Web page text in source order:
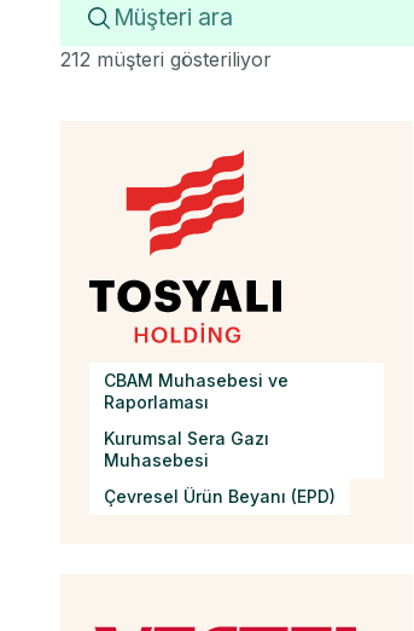
212 müşteri gösteriliyor
CBAM Muhasebesi ve
Raporlaması
Kurumsal Sera Gazı
Muhasebesi
Çevresel Ürün Beyanı (EPD)